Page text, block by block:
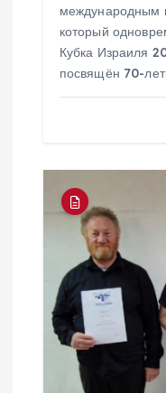
международным
который
Кубка Израиля
посвящён 70-